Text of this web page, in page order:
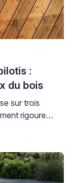
:
du bois
sur trois
rigoureux
stables
un terrain
de vie